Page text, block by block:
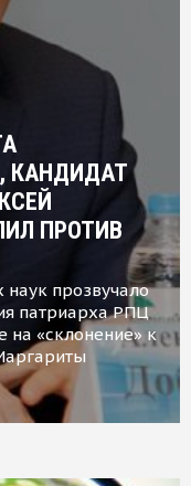
КАНДИДАТ
ПРОТИВ
прозвучало
патриарха РПЦ
на «склонение» к